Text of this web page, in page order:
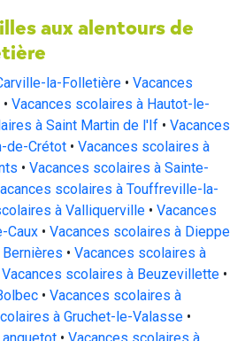
aux alentours de
la-Folletière • Vacances
• Vacances scolaires à Hautot-le-
à Saint Martin de l'If • Vacances
de-Crétot • Vacances scolaires à
• Vacances scolaires à Sainte-
scolaires à Touffreville-la-
à Valliquerville • Vacances
Caux • Vacances scolaires à Dieppe
• Vacances scolaires à
Vacances scolaires à Beuzevillette •
• Vacances scolaires à
à Gruchet-le-Valasse •